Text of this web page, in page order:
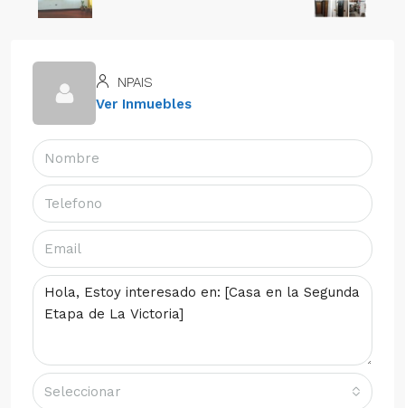
NPAIS
Ver Inmuebles
Seleccionar